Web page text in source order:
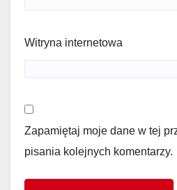
Witryna internetowa
Zapamiętaj moje dane w tej
pisania kolejnych komentarzy.